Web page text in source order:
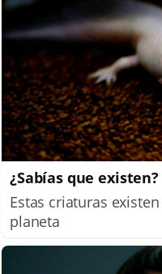
¿Sabías que existen?
Estas criaturas
planeta